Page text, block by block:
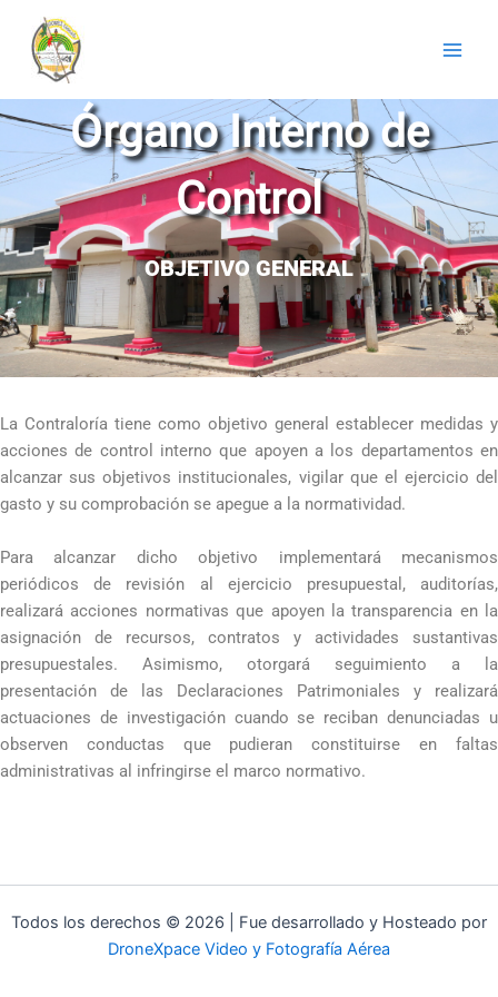
contenido
Órgano Interno de
Control
OBJETIVO GENERAL
La Contraloría tiene como objetivo general establecer medidas y
acciones de control interno que apoyen a los departamentos en
alcanzar sus objetivos institucionales, vigilar que el ejercicio del
gasto y su comprobación se apegue a la normatividad.
Para alcanzar dicho objetivo implementará mecanismos
periódicos de revisión al ejercicio presupuestal, auditorías,
realizará acciones normativas que apoyen la transparencia en la
asignación de recursos, contratos y actividades sustantivas
presupuestales. Asimismo, otorgará seguimiento a la
presentación de las Declaraciones Patrimoniales y realizará
actuaciones de investigación cuando se reciban denunciadas u
observen conductas que pudieran constituirse en faltas
administrativas al infringirse el marco normativo.
Todos los derechos © 2026 | Fue desarrollado y Hosteado por
DroneXpace Video y Fotografía Aérea